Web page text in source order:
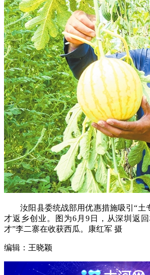
汝阳县委统战部用优惠措施吸引“土
才返乡创业。图为6月9日，从深圳返
才”李二寨在收获西瓜。康红军 摄
编辑：王晓颖